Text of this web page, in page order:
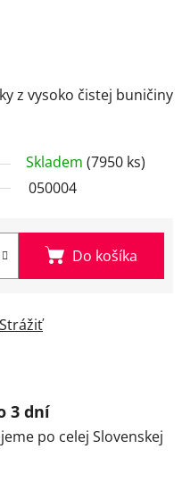
z vysoko čistej buničiny
Skladem (7950 ks)
050004
Do košíka
Strážiť
3 dní
po celej Slovenskej